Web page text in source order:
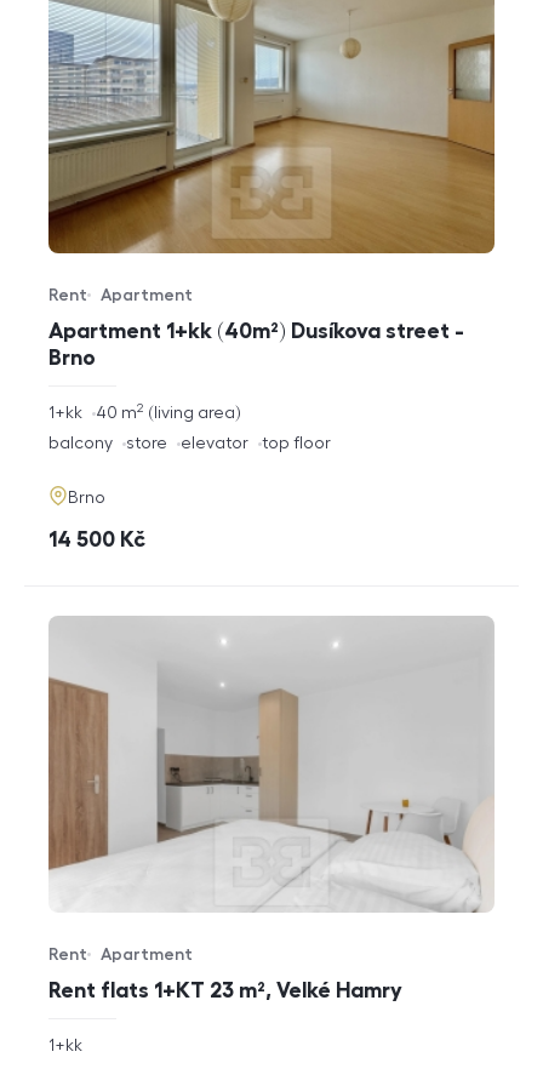
Apartment 1+kk (40m²) Dusíkova street -
Brno
Offer type
Rent
Property type
Apartment
rozměry
1+kk living area
40 m2
funkce
balcony store elevator top floor
adresa
Brno
cena
14 500 Kč
Rent flats 1+KT 23 m², Velké Hamry
Offer type
Rent
Property type
Apartment
rozměry
1+kk